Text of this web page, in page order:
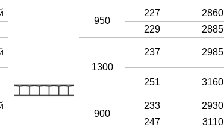
950
227 2860
229 2885
1300
237 2985
251 3160
900
233 2930
247 3110